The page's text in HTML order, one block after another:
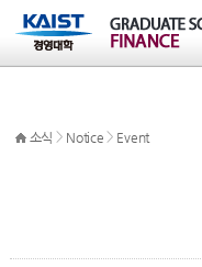
소식 > Notice > Event